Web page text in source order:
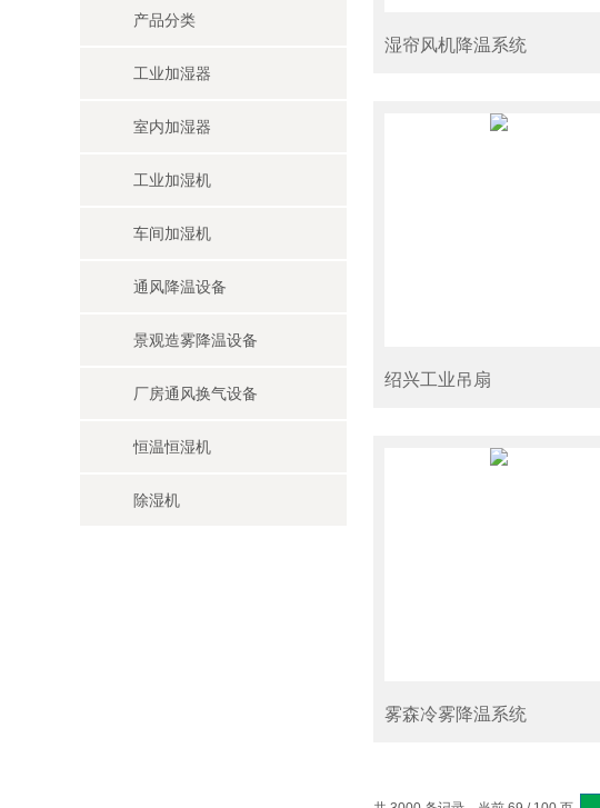
产品分类
工业加湿器
室内加湿器
工业加湿机
车间加湿机
通风降温设备
景观造雾降温设备
厂房通风换气设备
恒温恒湿机
除湿机
湿帘风机降温系统
绍兴工业吊扇
雾森冷雾降温系统